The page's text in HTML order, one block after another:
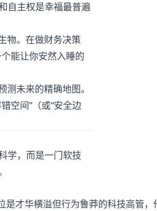
自主权是幸福最普遍
物。在做财务决策
能让你安然入睡的
未来的精确地图。
空间”（或“安全边
学，而是一门软技
才华横溢但行为鲁莽的科技高管